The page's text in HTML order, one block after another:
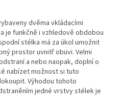
dvěma vkládacími
je funkčně i vzhledově obdobou
stélka má za úkol umožnit
prostor uvnitř obuvi. Velmi
a nebo naopak, doplní o
nabízet možnost si tuto
Výhodou tohoto
jedné vrstvy stélek je